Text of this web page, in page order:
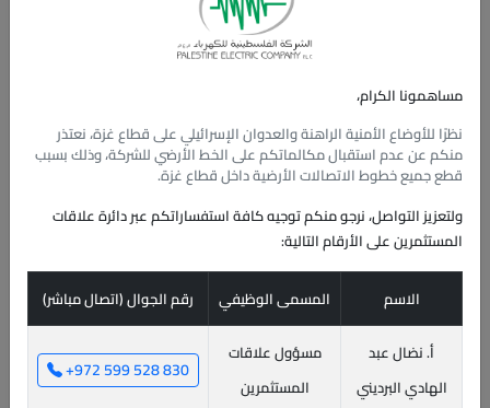
تصريح صحفي (وكالات)
صرح وليد سلمان نائب رئيس مجلس إدارة الشركة الفلسطينية للكهرباء
والمدير التنفيذي العام، الحصول على الموافقات الرسمية لمد خطوط الغاز
إلى حدود غزة بهدف توصيله إلى محطة توليد الكهرباء من أجل تشغيلها
بالغاز، وأضاف بأن هذا التطور الهام مؤشر لانطلاق العمل في تجهيز خطوط
الغاز لت� ...
مساهمونا الكرام،
نظرًا للأوضاع الأمنية الراهنة والعدوان الإسرائيلي على قطاع غزة، نعتذر
منكم عن عدم استقبال مكالماتكم على الخط الأرضي للشركة، وذلك بسبب
قطع جميع خطوط الاتصالات الأرضية داخل قطاع غزة.
ولتعزيز التواصل، نرجو منكم توجيه كافة استفساراتكم عبر دائرةعلاقات
المستثمرينعلى الأرقام التالية:
الاسم المسمى الوظيفي رقم الجوال (اتصال مباشر)
أ. نضال عبد
الهادي البرديني
مسؤول علاقات
المستثمرين
+972 599 528 830